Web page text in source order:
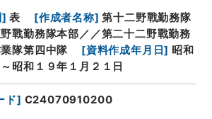
] 表 [作成者名称] 第十二野戰勤務隊
戰勤務隊本部／／第二十二野戰勤務
隊第四中隊
[資料作成年月日] 昭和
昭和１９年１月２１日
ド] C24070910200